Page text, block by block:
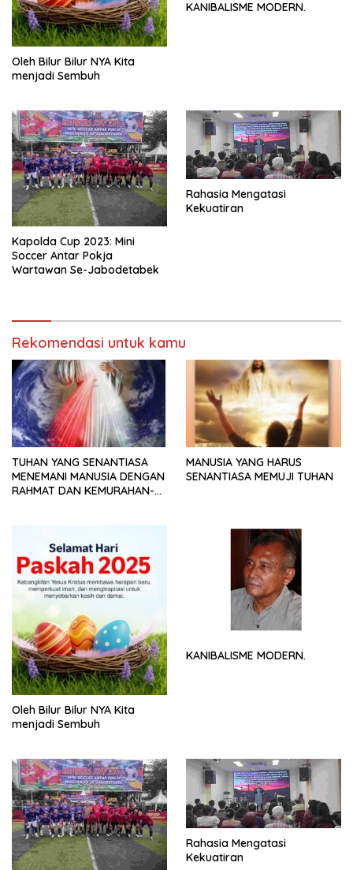
Oleh Bilur Bilur NYA Kita
menjadi Sembuh
KANIBALISME MODERN.
Kapolda Cup 2023: Mini
Soccer Antar Pokja
Wartawan Se-Jabodetabek
Rahasia Mengatasi
Kekuatiran
Rekomendasi untuk kamu
TUHAN YANG SENANTIASA
MENEMANI MANUSIA DENGAN
RAHMAT DAN KEMURAHAN-
MANUSIA YANG HARUS
SENANTIASA MEMUJI TUHAN
Oleh Bilur Bilur NYA Kita
menjadi Sembuh
KANIBALISME MODERN.
Rahasia Mengatasi
Kekuatiran